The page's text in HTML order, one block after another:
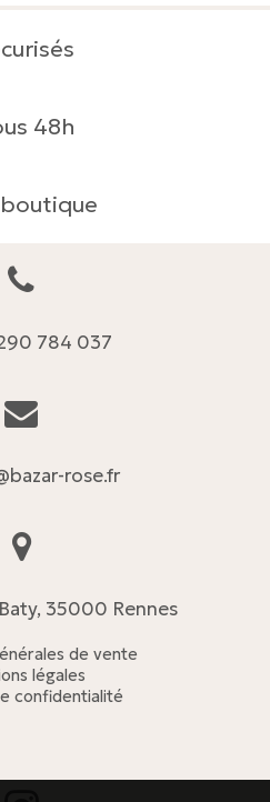
48h
784 037
rose.fr
35000 Rennes
de vente
légales
confidentialité